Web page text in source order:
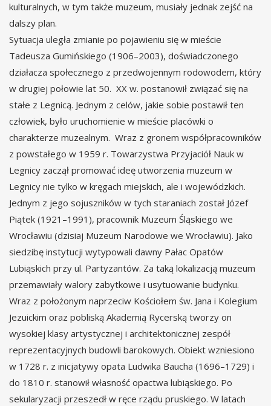
kulturalnych, w tym także muzeum, musiały jednak zejść na
dalszy plan.
Sytuacja uległa zmianie po pojawieniu się w mieście
Tadeusza Gumińskiego (1906–2003), doświadczonego
działacza społecznego z przedwojennym rodowodem, który
w drugiej połowie lat 50. XX w. postanowił związać się na
stałe z Legnicą. Jednym z celów, jakie sobie postawił ten
człowiek, było uruchomienie w mieście placówki o
charakterze muzealnym. Wraz z gronem współpracowników
z powstałego w 1959 r. Towarzystwa Przyjaciół Nauk w
Legnicy zaczął promować ideę utworzenia muzeum w
Legnicy nie tylko w kręgach miejskich, ale i wojewódzkich.
Jednym z jego sojuszników w tych staraniach został Józef
Piątek (1921–1991), pracownik Muzeum Śląskiego we
Wrocławiu (dzisiaj Muzeum Narodowe we Wrocławiu). Jako
siedzibę instytucji wytypowali dawny Pałac Opatów
Lubiąskich przy ul. Partyzantów. Za taką lokalizacją muzeum
przemawiały walory zabytkowe i usytuowanie budynku.
Wraz z położonym naprzeciw Kościołem św. Jana i Kolegium
Jezuickim oraz pobliską Akademią Rycerską tworzy on
wysokiej klasy artystycznej i architektonicznej zespół
reprezentacyjnych budowli barokowych. Obiekt wzniesiono
w 1728 r. z inicjatywy opata Ludwika Baucha (1696–1729) i
do 1810 r. stanowił własność opactwa lubiąskiego. Po
sekularyzacji przeszedł w ręce rządu pruskiego. W latach